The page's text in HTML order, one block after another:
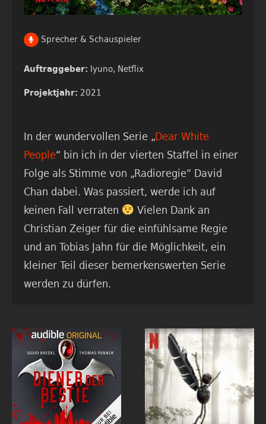
Sprecher & Schauspieler
Auftraggeber: Iyuno, Netflix
Projektjahr: 2021
In der wundervollen Serie „Dear White
People“ bin ich in der vierten Staffel in einer
Folge als Stimme von „Radioregie“ David
Chan dabei. Was passiert, werde ich auf
keinen Fall verraten
Vielen Dank an
Christian Zeiger für die einfühlsame Regie
und an Tobias Jahn für die Möglichkeit, ein
kleiner Teil dieser bemerkenswerten Serie
werden zu dürfen.